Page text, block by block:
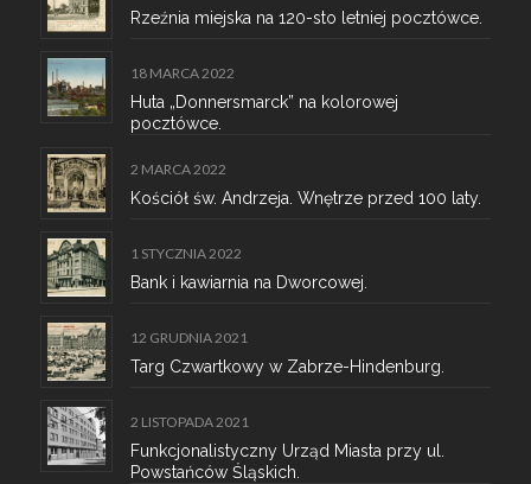
Rzeźnia miejska na 120-sto letniej pocztówce.
18 MARCA 2022
Huta „Donnersmarck” na kolorowej
pocztówce.
2 MARCA 2022
Kościół św. Andrzeja. Wnętrze przed 100 laty.
1 STYCZNIA 2022
Bank i kawiarnia na Dworcowej.
12 GRUDNIA 2021
Targ Czwartkowy w Zabrze-Hindenburg.
2 LISTOPADA 2021
Funkcjonalistyczny Urząd Miasta przy ul.
Powstańców Śląskich.